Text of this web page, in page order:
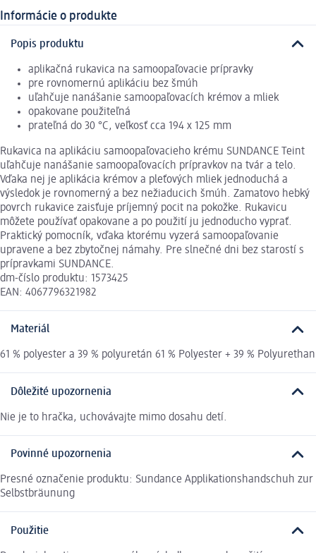
Informácie o produkte
Popis produktu
aplikačná rukavica na samoopaľovacie prípravky
pre rovnomernú aplikáciu bez šmúh
uľahčuje nanášanie samoopaľovacích krémov a mliek
opakovane použiteľná
prateľná do 30 °C, veľkosť cca 194 x 125 mm
Rukavica na aplikáciu samoopaľovacieho krému SUNDANCE Teint
uľahčuje nanášanie samoopaľovacích prípravkov na tvár a telo.
Vďaka nej je aplikácia krémov a pleťových mliek jednoduchá a
výsledok je rovnomerný a bez nežiaducich šmúh. Zamatovo hebký
povrch rukavice zaisťuje príjemný pocit na pokožke. Rukavicu
môžete používať opakovane a po použití ju jednoducho vyprať.
Praktický pomocník, vďaka ktorému vyzerá samoopaľovanie
upravene a bez zbytočnej námahy. Pre slnečné dni bez starostí s
prípravkami SUNDANCE.
dm-číslo produktu: 1573425
EAN: 4067796321982
Materiál
61 % polyester a 39 % polyuretán 61 % Polyester + 39 % Polyurethan
Dôležité upozornenia
Nie je to hračka, uchovávajte mimo dosahu detí.
Povinné upozornenia
Presné označenie produktu: Sundance Applikationshandschuh zur
Selbstbräunung
Použitie